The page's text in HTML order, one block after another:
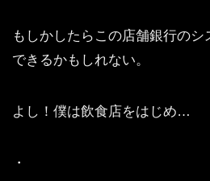
もしかしたらこの店舗銀行の
できるかもしれない。
よし！僕は飲食店をはじめ…
・